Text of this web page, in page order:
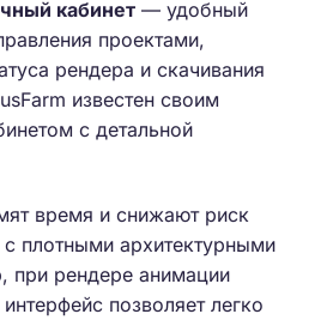
кабинет— удобный
проектами,
рендера и скачивания
известен своим
с детальной
время и снижают риск
плотными архитектурными
при рендере анимации
позволяет легко